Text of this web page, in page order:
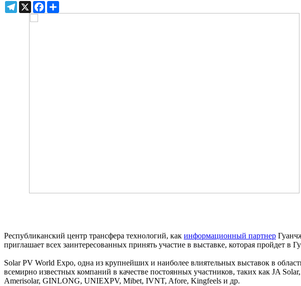
Telegram
X Facebook
Республиканский центр трансфера технологий, как информационный партнер
приглашает всех заинтересованных принять участие в выставке, которая пройдет в
Solar PV World Expo, одна из крупнейших и наиболее влиятельных выставок в
всемирно известных компаний в качестве постоянных участников, таких как JA
Amerisolar, GINLONG, UNIEXPV, Mibet, IVNT, Afore, Kingfeels и др.